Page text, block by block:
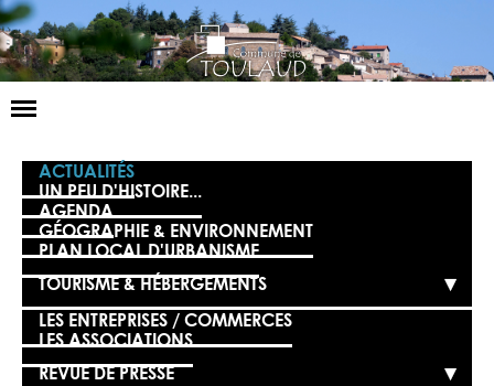
Basculer
LA MAIRIE
NOS SERVICES
LA VIE LOCALE
VOS DÉMARCHES
CONTACT
ACTUALITÉS
UN PEU D'HISTOIRE...
AGENDA
GÉOGRAPHIE & ENVIRONNEMENT
PLAN LOCAL D'URBANISME
TOURISME & HÉBERGEMENTS
LES ENTREPRISES / COMMERCES
LES ASSOCIATIONS
REVUE DE PRESSE